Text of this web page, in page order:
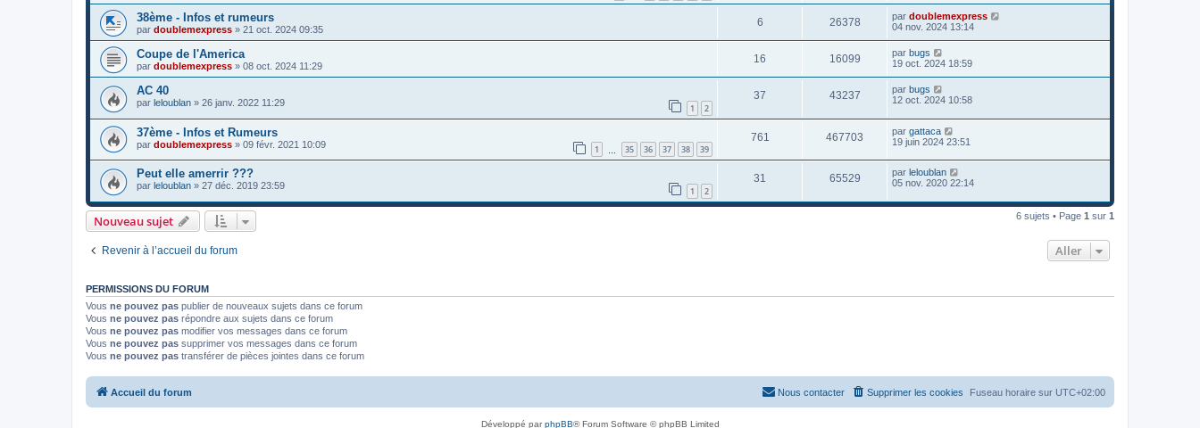
38ème - Infos et rumeurs
par doublemexpress » 21 oct. 2024 09:35
6 26378 par doublemexpress
04 nov. 2024 13:14
Coupe de l'America
par doublemexpress » 08 oct. 2024 11:29
16 16099 par bugs
19 oct. 2024 18:59
AC 40
par leloublan » 26 janv. 2022 11:29 1 2
37 43237 par bugs
12 oct. 2024 10:58
37ème - Infos et Rumeurs
par doublemexpress » 09 févr. 2021 10:09 1 35 36 37 38 39
761 467703 par gattaca
19 juin 2024 23:51
Peut elle amerrir ???
par leloublan » 27 déc. 2019 23:59 1 2
31 65529 par leloublan
05 nov. 2020 22:14
Nouveau sujet 6 sujets • Page 1 sur 1
Revenir à l’accueil du forum Aller
PERMISSIONS DU FORUM
Vous ne pouvez pas publier de nouveaux sujets dans ce forum
Vous ne pouvez pas répondre aux sujets dans ce forum
Vous ne pouvez pas modifier vos messages dans ce forum
Vous ne pouvez pas supprimer vos messages dans ce forum
Vous ne pouvez pas transférer de pièces jointes dans ce forum
Accueil du forum Fuseau horaire sur UTC+02:00
Supprimer les cookies
Nous contacter
Développé parphpBB® Forum Software © phpBB Limited